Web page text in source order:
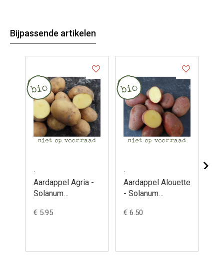
Bijpassende artikelen
.
Aardappel Agria -
Solanum
€ 5.95
.
Aardappel Alouette
- Solanum
€ 6.50